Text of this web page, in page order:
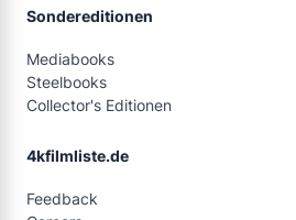
Sondereditionen
Mediabooks
Steelbooks
Collector's Editionen
4kfilmliste.de
Feedback